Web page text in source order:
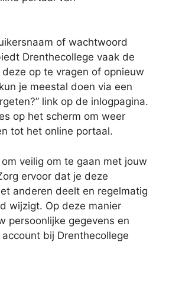
of wachtwoord
Drenthecollege vaak de
op te vragen of opnieuw
je meestal doen via een
link op de inlogpagina.
op het scherm om weer
tot het online portaal.
veilig om te gaan met jouw
ervoor dat je deze
anderen deelt en regelmatig
wijzigt. Op deze manier
persoonlijke gegevens en
bij Drenthecollege